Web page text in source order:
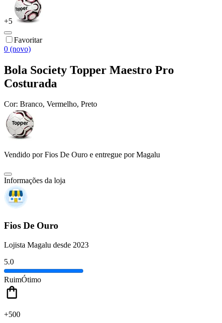
+5
Favoritar
0 (novo)
Bola Society Topper Maestro Pro
Costurada
Cor: Branco, Vermelho, Preto
Vendido porFios De Ouro e entregue por Magalu
Informações da loja
Fios De Ouro
Lojista Magalu desde 2023
5.0
RuimÓtimo
+500